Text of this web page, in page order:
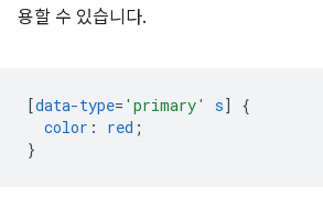
용할 수 있습니다.
[data-type= 'primary' s]
{
color : red ;
}